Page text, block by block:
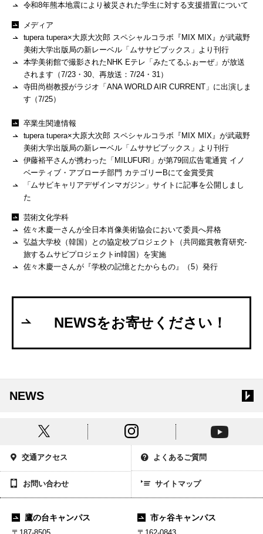
令和8年熊本地震により被災された学生に対する支援措置について
メディア
tupera tupera×大原大次郎 スペシャルコラボ『MIX MIX』が武蔵野
美術大学出版局の新レーベル「ムササビブックス」より刊行
本学美術館で撮影されたNHK Eテレ「みたてるふぉーぜ」が放送
されます（7/23・30、再放送：7/24・31）
寺田尚樹教授がラジオ「ANA WORLD AIR CURRENT」に出演しま
す（7/25）
卒業生関連情報
tupera tupera×大原大次郎 スペシャルコラボ『MIX MIX』が武蔵野
美術大学出版局の新レーベル「ムササビブックス」より刊行
伊藤裕平さんが携わった「MILUFURI」が第79回広告電通賞 イノ
ベーティブ・アプローチ部門 カテゴリーBにて金賞受賞
「ムサビキャリアデザインマガジン」サイトに記事を公開しまし
た
芸術文化学科
佐々木慶一さんが全日本肖像美術協会において委員へ昇格
弘益大学校（韓国）との協定校プロジェクト（共同鑑賞教育研究-
旅するムサビプロジェクトin韓国）を実施
佐々木慶一さんが『学校の記憶とたからもの』（5）発行
NEWSをお寄せください！
NEWS
交通アクセス よくあるご質問
お問い合わせ サイトマップ
鷹の台キャンパス 市ヶ谷キャンパス